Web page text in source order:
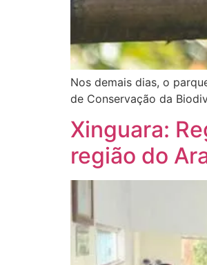
Nos demais dias, o
de Conservação da
Xinguara:
região do